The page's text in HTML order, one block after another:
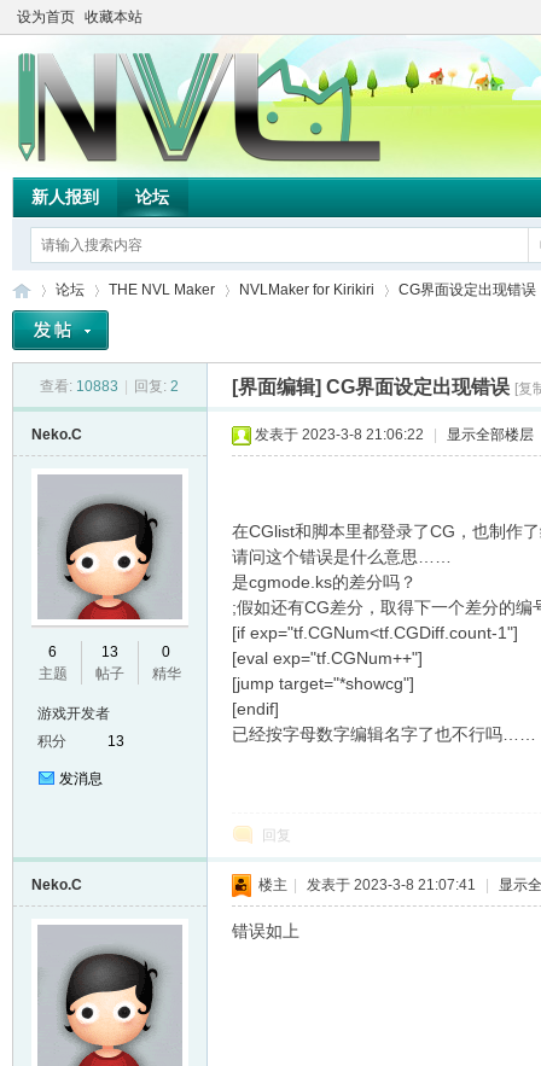
设为首页 收藏本站
新人报到 论坛
论坛
›
THE NVL Maker NVLMaker for Kirikiri
›
CG界面设定出现错误
查看: 10883 回复: 2 [界面编辑] CG界面设定出现错误 [复
Neko.C
6
主题
13
帖子
0
精华
游戏开发者
积分
13
发消息
发表于 2023-3-8 21:06:22 显示全部楼层
在CGlist和脚本里都登录了CG，也制作
请问这个错误是什么意思……
是cgmode.ks的差分吗？
;假如还有CG差分，取得下一个差分的编
[if exp="tf.CGNum<tf.CGDiff.count-1"]
[eval exp="tf.CGNum++"]
[jump target="*showcg"]
[endif]
已经按字母数字编辑名字了也不行吗……
回复
Neko.C 楼主 发表于 2023-3-8 21:07:41 显示
错误如上